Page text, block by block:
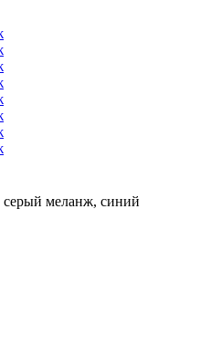
серый меланж, синий